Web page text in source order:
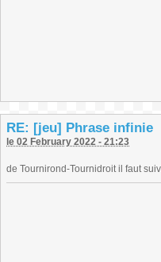
RE: [jeu] Phrase infinie
le 02 February 2022 - 21:23
de Tournirond-Tournidroit il faut